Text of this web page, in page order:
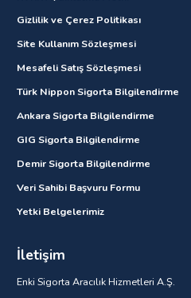
Gizlilik ve Çerez Politikası
Site Kullanım Sözleşmesi
Mesafeli Satış Sözleşmesi
Türk Nippon Sigorta Bilgilendirme
Ankara Sigorta Bilgilendirme
GIG Sigorta Bilgilendirme
Demir Sigorta Bilgilendirme
Veri Sahibi Başvuru Formu
Yetki Belgelerimiz
İletişim
Enki Sigorta Aracılık Hizmetleri A.Ş.